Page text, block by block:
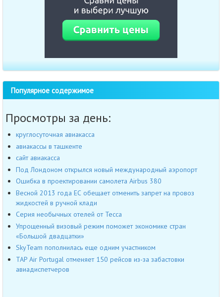
Популярное содержимое
Просмотры за день:
круглосуточная авиакасса
авиакассы в ташкенте
сайт авиакасса
Под Лондоном открылся новый международный аэропорт
Ошибка в проектировании самолета Airbus 380
Весной 2013 года ЕС обещает отменить запрет на провоз
жидкостей в ручной клади
Серия необычных отелей от Tecca
Упрощенный визовый режим поможет экономике стран
«Большой двадцатки»
SkyTeam пополнилась еще одним участником
TAP Air Portugal отменяет 150 рейсов из-за забастовки
авиадиспетчеров